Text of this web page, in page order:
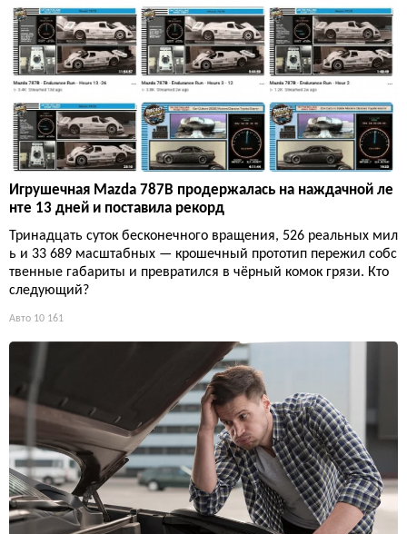
Игрушечная Mazda 787B продержалась на наждачной ле
нте 13 дней и поставила рекорд
Тринадцать суток бесконечного вращения, 526 реальных мил
ь и 33 689 масштабных — крошечный прототип пережил собс
твенные габариты и превратился в чёрный комок грязи. Кто
следующий?
Авто 10 161